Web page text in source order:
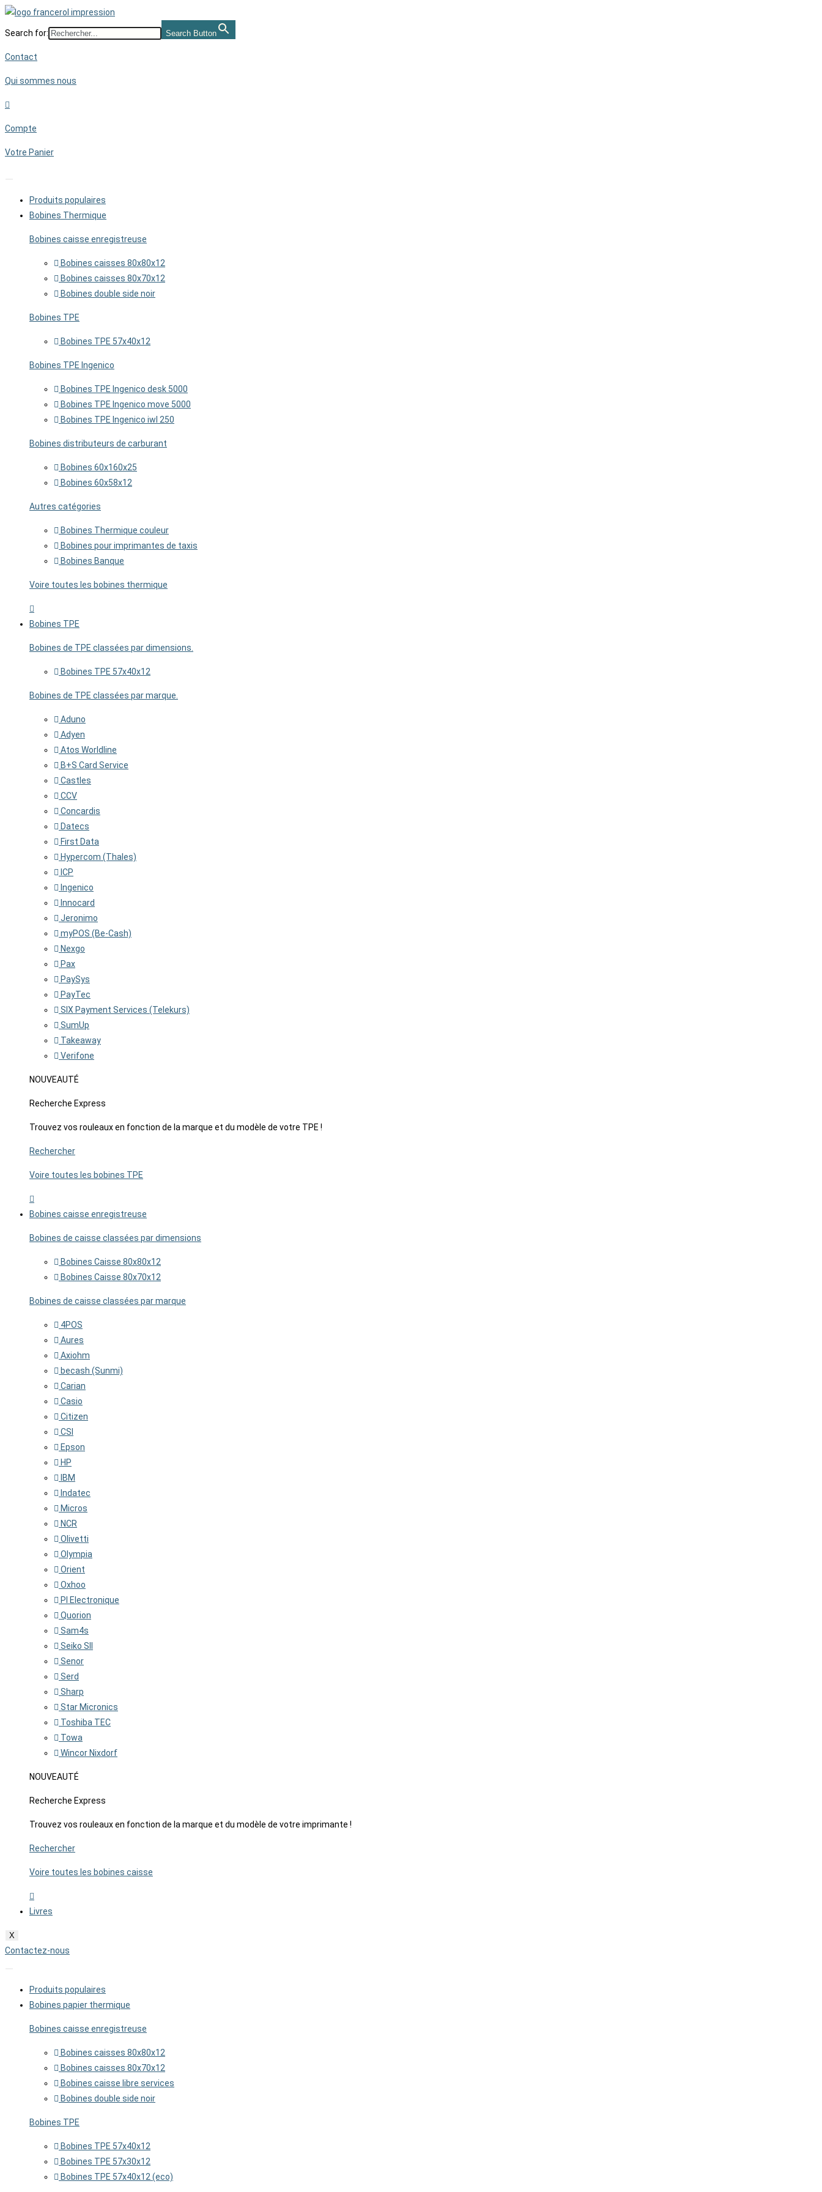
Skip
Search for: Search Button
Contact
Qui sommes nous
Compte
Votre Panier
Produits populaires
Bobines Thermique
Bobines caisse enregistreuse
Bobines caisses 80x80x12
Bobines caisses 80x70x12
Bobines double side noir
Bobines TPE
Bobines TPE 57x40x12
Bobines TPE Ingenico
Bobines TPE Ingenico desk 5000
Bobines TPE Ingenico move 5000
Bobines TPE Ingenico iwl 250
Bobines distributeurs de carburant
Bobines 60x160x25
Bobines 60x58x12
Autres catégories
Bobines Thermique couleur
Bobines pour imprimantes de taxis
Bobines Banque
Voire toutes les bobines thermique
Bobines TPE
Bobines de TPE classées par dimensions.
Bobines TPE 57x40x12
Bobines de TPE classées par marque.
Aduno
Adyen
Atos Worldline
B+S Card Service
Castles
CCV
Concardis
Datecs
First Data
Hypercom (Thales)
ICP
Ingenico
Innocard
Jeronimo
myPOS (Be-Cash)
Nexgo
Pax
PaySys
PayTec
SIX Payment Services (Telekurs)
SumUp
Takeaway
Verifone
NOUVEAUTÉ
Recherche Express
Trouvez vos rouleaux en fonction de la marque et du modèle de votre TPE !
Rechercher
Voire toutes les bobines TPE
Bobines caisse enregistreuse
Bobines de caisse classées par dimensions
Bobines Caisse 80x80x12
Bobines Caisse 80x70x12
Bobines de caisse classées par marque
4POS
Aures
Axiohm
becash (Sunmi)
Carian
Casio
Citizen
CSI
Epson
HP
IBM
Indatec
Micros
NCR
Olivetti
Olympia
Orient
Oxhoo
PI Electronique
Quorion
Sam4s
Seiko SII
Senor
Serd
Sharp
Star Micronics
Toshiba TEC
Towa
Wincor Nixdorf
NOUVEAUTÉ
Recherche Express
Trouvez vos rouleaux en fonction de la marque et du modèle de votre imprimante !
Rechercher
Voire toutes les bobines caisse
Livres
X
Contactez-nous
Produits populaires
Bobines papier thermique
Bobines caisse enregistreuse
Bobines caisses 80x80x12
Bobines caisses 80x70x12
Bobines caisse libre services
Bobines double side noir
Bobines TPE
Bobines TPE 57x40x12
Bobines TPE 57x30x12
Bobines TPE 57x40x12 (eco)